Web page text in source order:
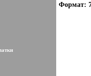
Формат: